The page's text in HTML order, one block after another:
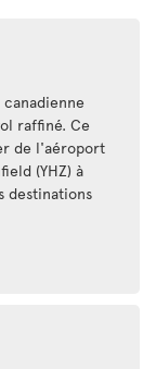
raffiné. Ce
de l'aéroport
(YHZ) à
destinations